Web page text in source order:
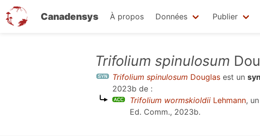
Canadensys À propos Données Publier
Trifolium spinulosum
Trifolium spinulosum Douglas est un
2023b de :
Trifolium wormskioldii Lehmann,
Ed. Comm., 2023b.